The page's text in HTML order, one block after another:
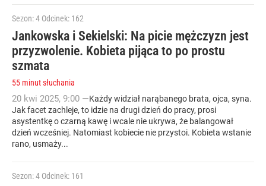
Sezon: 4 Odcinek: 162
Jankowska i Sekielski: Na picie mężczyzn jest
przyzwolenie. Kobieta pijąca to po prostu
szmata
55 minut słuchania
20 kwi 2025, 9:00 —Każdy widział narąbanego brata, ojca, syna.
Jak facet zachleje, to idzie na drugi dzień do pracy, prosi
asystentkę o czarną kawę i wcale nie ukrywa, że balangował
dzień wcześniej. Natomiast kobiecie nie przystoi. Kobieta wstanie
rano, usmaży...
Sezon: 4 Odcinek: 161